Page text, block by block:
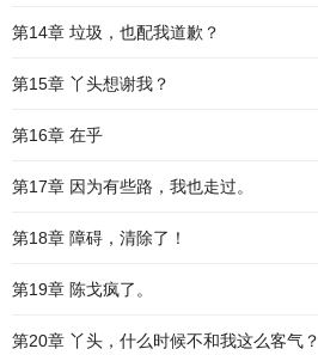
第14章 垃圾，也配我道歉？
第15章 丫头想谢我？
第16章 在乎
第17章 因为有些路，我也走过。
第18章 障碍，清除了！
第19章 陈戈疯了。
第20章 丫头，什么时候不和我这么客气？